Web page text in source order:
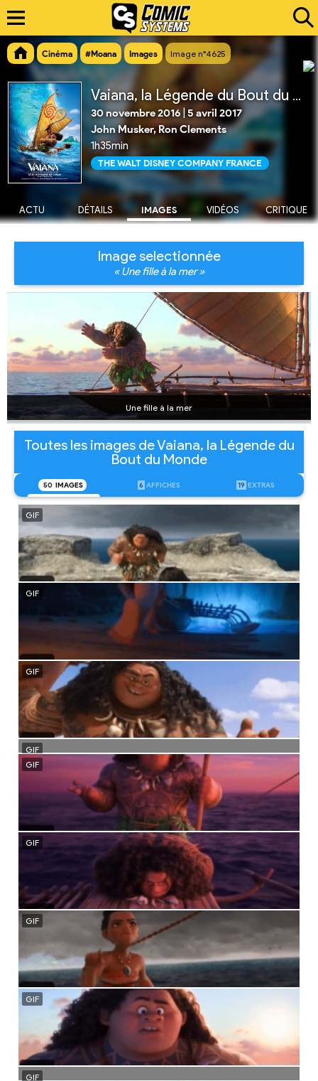
Cinéma #Moana Images Image n°4625
Vaiana, la Légende du Bout du Monde
30 novembre 2016 5 avril 2017
John Musker, Ron Clements
1h35min
THE WALT DISNEY COMPANY FRANCE
ACTU DÉTAILS IMAGES VIDÉOS CRITIQUE
Image selectionnée
« Une fille à la mer »
Une fille à la mer
Toutes les images de Vaiana, la Légende du
Bout du Monde
50 IMAGES 6 AFFICHES 19 EXTRAS